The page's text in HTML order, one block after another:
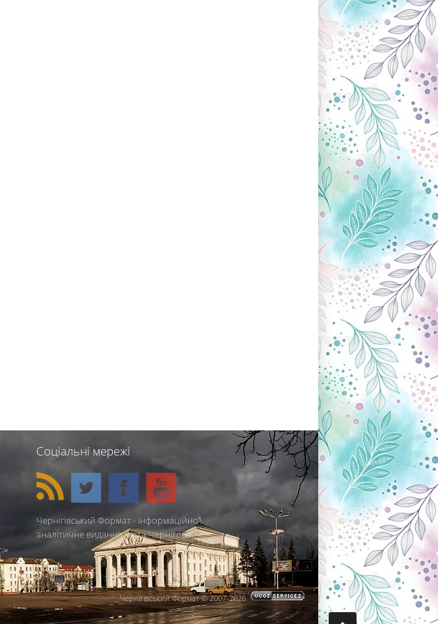
Соціальні мережі
Чернігівський Формат - інформаційно-
аналітичне видання міста Чернігова.
Чернігівський Формат © 2007-2026. .